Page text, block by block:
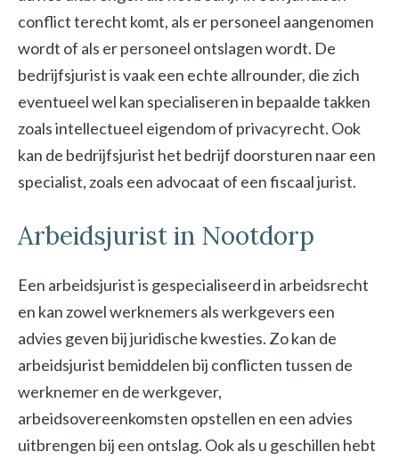
conflict terecht komt, als er personeel aangenomen
wordt of als er personeel ontslagen wordt. De
bedrijfsjurist is vaak een echte allrounder, die zich
eventueel wel kan specialiseren in bepaalde takken
zoals intellectueel eigendom of privacyrecht. Ook
kan de bedrijfsjurist het bedrijf doorsturen naar een
specialist, zoals een advocaat of een fiscaal jurist.
Arbeidsjurist in Nootdorp
Een arbeidsjurist is gespecialiseerd in arbeidsrecht
en kan zowel werknemers als werkgevers een
advies geven bij juridische kwesties. Zo kan de
arbeidsjurist bemiddelen bij conflicten tussen de
werknemer en de werkgever,
arbeidsovereenkomsten opstellen en een advies
uitbrengen bij een ontslag. Ook als u geschillen hebt